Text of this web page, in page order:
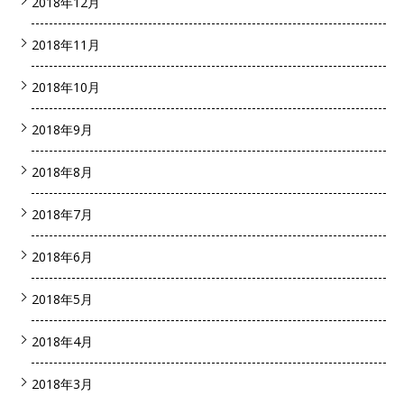
2018年11月
2018年10月
2018年9月
2018年8月
2018年7月
2018年6月
2018年5月
2018年4月
2018年3月